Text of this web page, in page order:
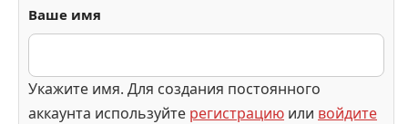
Ваше имя
Укажите имя. Для создания постоянного
аккаунта используйте регистрацию или войдите